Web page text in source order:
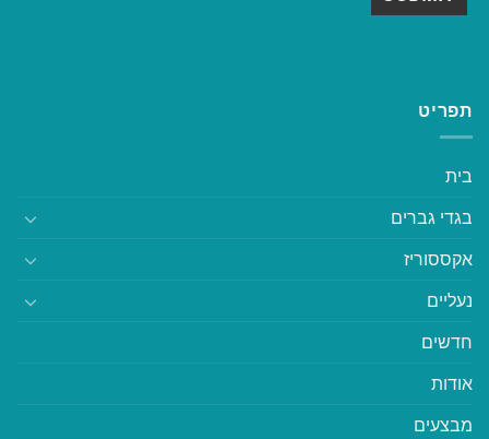
תפריט
בית
בגדי גברים
אקססוריז
נעליים
חדשים
אודות
מבצעים